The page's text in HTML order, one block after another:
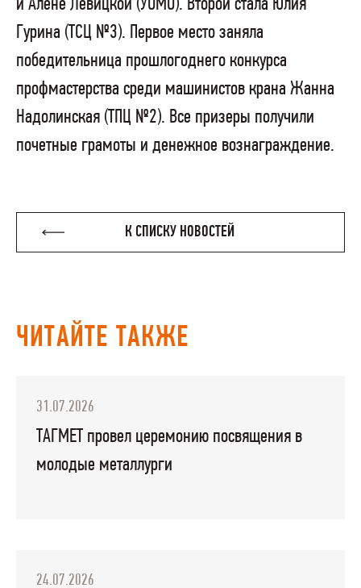
и Алене Левицкой (УОМО). Второй стала Юлия
Гурина (ТСЦ №3). Первое место заняла
победительница прошлогоднего конкурса
профмастерства среди машинистов крана Жанна
Надолинская (ТПЦ №2). Все призеры получили
почетные грамоты и денежное вознаграждение.
К СПИСКУ НОВОСТЕЙ
ЧИТАЙТЕ ТАКЖЕ
31.07.2026
ТАГМЕТ провел церемонию посвящения в
молодые металлурги
24.07.2026